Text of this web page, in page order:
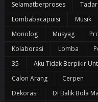
Selamatberproses
Lombabacapuisi
Musik
Monolog
Musyag
Kolaborasi
Lomba
35
Aku Tidak Berpikir
Calon Arang
Cerpen
Dekorasi
Di Balik Bola